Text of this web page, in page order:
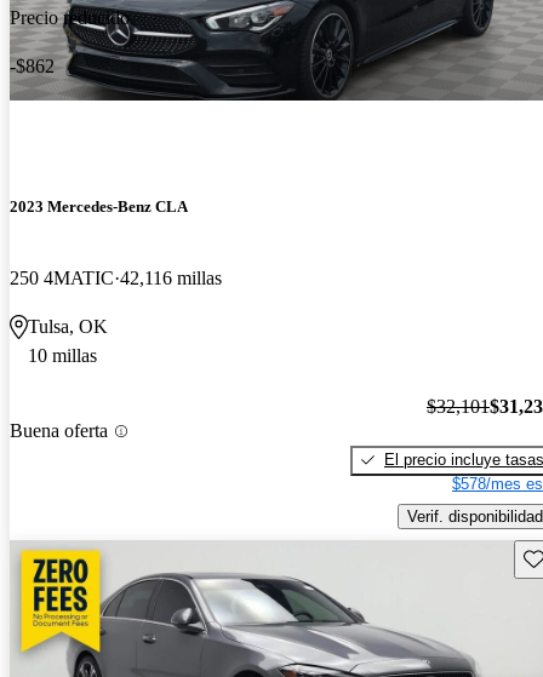
Precio reducido
-$862
2023 Mercedes-Benz CLA
250 4MATIC 42,116 millas
Tulsa, OK
10 millas
Buena oferta
$32,101
El precio incluye tasas
$578/mes
Verif. disponibilidad